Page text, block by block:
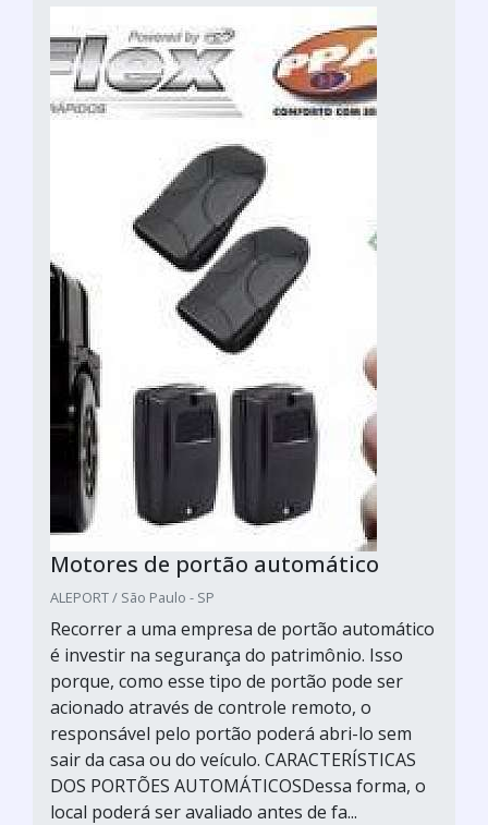
Motores de portão automático
ALEPORT / São Paulo - SP
Recorrer a uma empresa de portão automático
é investir na segurança do patrimônio. Isso
porque, como esse tipo de portão pode ser
acionado através de controle remoto, o
responsável pelo portão poderá abri-lo sem
sair da casa ou do veículo. CARACTERÍSTICAS
DOS PORTÕES AUTOMÁTICOSDessa forma, o
local poderá ser avaliado antes de fa...